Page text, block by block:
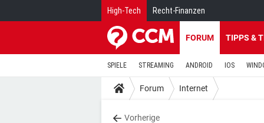
High-Tech Recht-Finanzen
FORUM TIPPS &
SPIELE STREAMING ANDROID IOS
Forum Internet
Vorherige